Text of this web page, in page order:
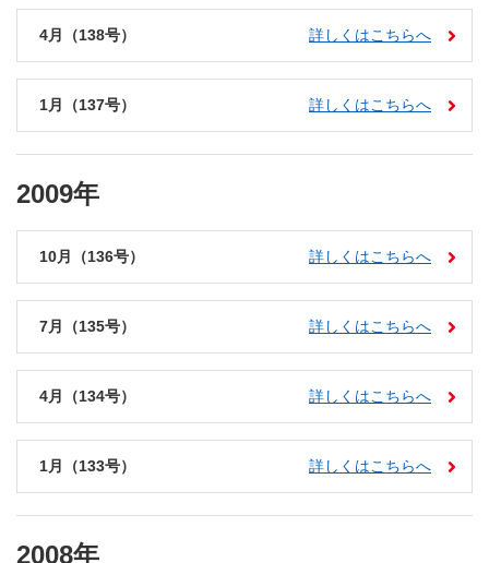
4月（138号） 詳しくはこちらへ
1月（137号） 詳しくはこちらへ
2009年
10月（136号） 詳しくはこちらへ
7月（135号） 詳しくはこちらへ
4月（134号） 詳しくはこちらへ
1月（133号） 詳しくはこちらへ
2008年